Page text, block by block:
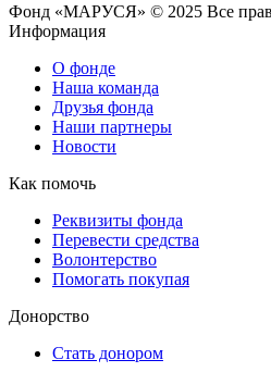
Фонд «МАРУСЯ» © 2025 Все
Информация
О фонде
Наша команда
Друзья фонда
Наши партнеры
Новости
Как помочь
Реквизиты фонда
Перевести средства
Волонтерство
Помогать покупая
Донорство
Стать донором